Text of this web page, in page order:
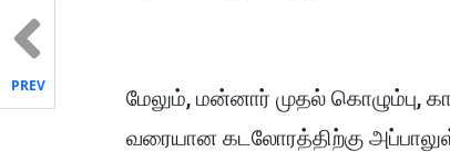
மேலும், மன்னார் முதல் கொழும்பு,
வரையான கடலோரத்திற்கு
PREV